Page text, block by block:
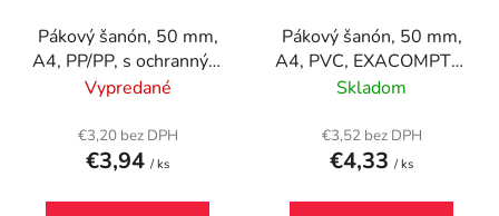
Pákový šanón, 50 mm,
A4, PP/PP, s ochranným
spodným kovaním,
zelený
Vypredané
€3,20 bez DPH
€3,94 / ks
Pákový šanón, 50 mm,
A4, PVC, EXACOMPTA,
biely
Skladom
€3,52 bez DPH
€4,33 / ks